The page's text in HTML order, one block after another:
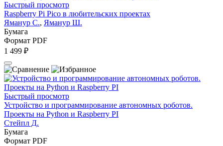
Быстрый просмотр
Raspberry Pi Pico в любительских проектах
Яманур С., Яманур Ш.
Бумага
Формат PDF
1 499 ₽
Быстрый просмотр
Устройство и программирование автономных роботов.
Проекты на Python и Raspberry PI
Стейпл Д.
Бумага
Формат PDF